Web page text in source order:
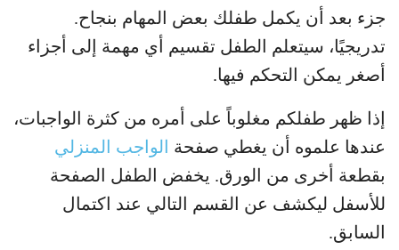
جزء بعد أن يكمل طفلك بعض المهام بنجاح.
تدريجيًا، سيتعلم الطفل تقسيم أي مهمة إلى أجزاء
أصغر يمكن التحكم فيها.
إذا ظهر طفلكم مغلوباً على أمره من كثرة الواجبات،
عندها علموه أن يغطي صفحة الواجب المنزلي
بقطعة أخرى من الورق. يخفض الطفل الصفحة
للأسفل ليكشف عن القسم التالي عند اكتمال
السابق.